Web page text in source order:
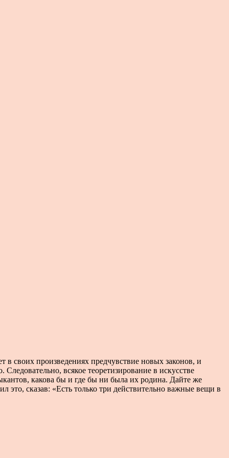
своих произведениях предчувствие новых законов, и
всякое теоретизирование в искусстве
какова бы и где бы ни была их родина. Дайте же
это, сказав: «Есть только три действительно важные вещи в